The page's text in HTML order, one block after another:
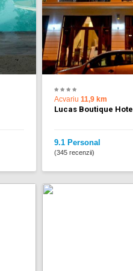
Acvariu 11,9 km
Lucas Boutique Hotel
9.1 Personal
(345 recenzii)